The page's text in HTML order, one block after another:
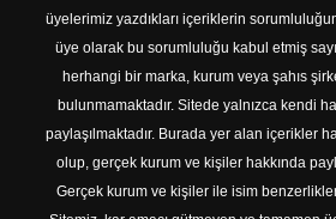
üyelerimiz yazdıkları içeriklerin
üye olarak bu sorumluluğu kabul etmiş
herhangi bir marka, kurum veya şahıs
bulunmamaktadır. Sitede yalnızca kendi
paylaşılmaktadır. Burada yer alan içerikler
olup, gerçek kurum ve kişiler hakkında
Gerçek kurum ve kişiler ile isim